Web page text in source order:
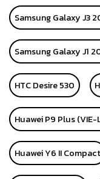
Samsung Galaxy J3
Samsung Galaxy J1
HTC Desire 530
Huawei P9 Plus
Huawei Y6 II Compact